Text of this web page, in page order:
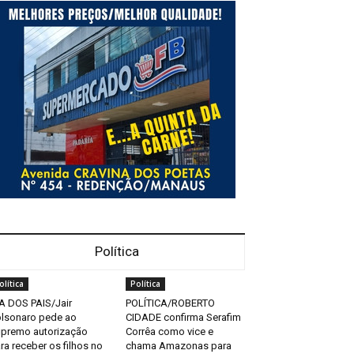
Política
DOS PAIS/Jair
pede ao
autorização
receber os filhos no
Política
POLÍTICA/ROBERTO
CIDADE confirma Serafim
Corrêa como vice e
chama Amazonas para